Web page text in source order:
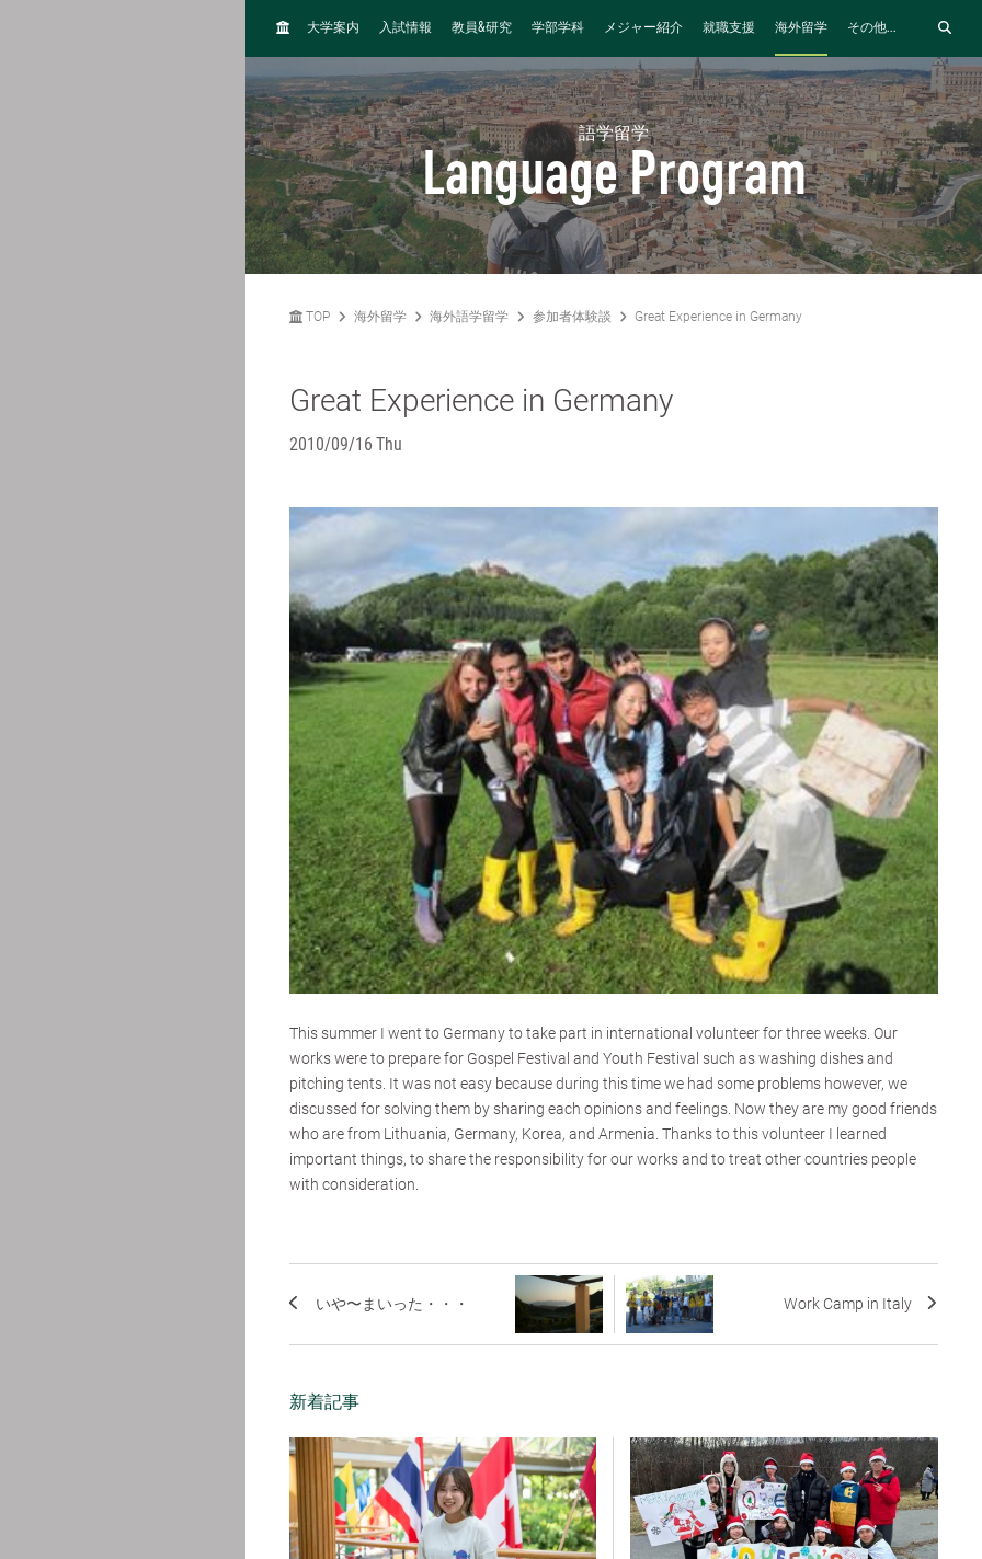
H
E
大学案内 入試情報 教員&研究 学部学科 メジャー紹介 就職支援 海外留学 その他...
語学留学
Language Program
TOP 海外留学 海外語学留学 参加者体験談 Great Experience in Germany
Great Experience in Germany
2010/09/16 Thu
This summer I went to Germany to take part in international volunteer for three weeks. Our
works were to prepare for Gospel Festival and Youth Festival such as washing dishes and
pitching tents. It was not easy because during this time we had some problems however, we
discussed for solving them by sharing each opinions and feelings. Now they are my good friends
who are from Lithuania, Germany, Korea, and Armenia. Thanks to this volunteer I learned
important things, to share the responsibility for our works and to treat other countries people
with consideration.
いや〜まいった・・・ Work Camp in Italy
新着記事